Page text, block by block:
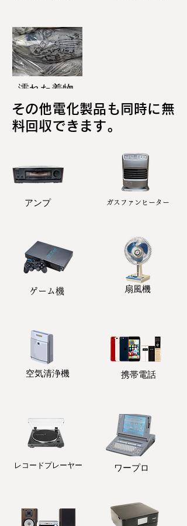
濡れた着物
その他電化製品も同時に無
料回収できます。
アンプ ガスファンヒーター
ゲーム機 扇風機
​空気清浄機 携帯電話
レコードプレーヤー ワープロ